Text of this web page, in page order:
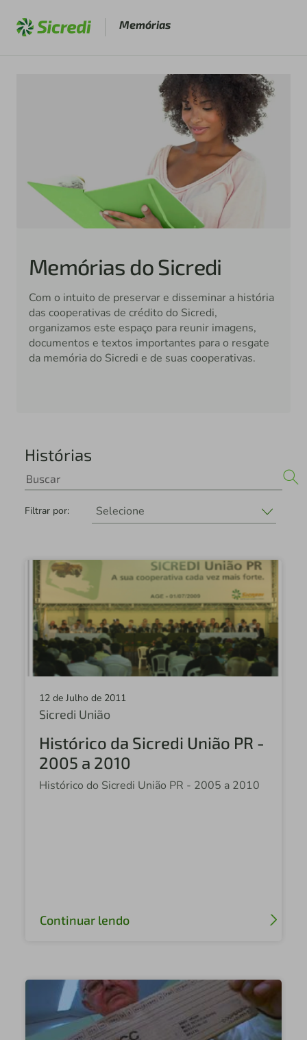
Memórias
Memórias do Sicredi
Com o intuito de preservar e disseminar a história
das cooperativas de crédito do Sicredi,
organizamos este espaço para reunir imagens,
documentos e textos importantes para o resgate
da memória do Sicredi e de suas cooperativas.
Histórias
Filtrar por: Selecione
Sicredi União
Fundação Sicredi
Sicredi
Sicredi Altos da Serra RS/SC
Central Sicredi PR
Sicredi Fronteira
Fundação Sicredi
Sicredi Celeiro
Sicredi Vale do Ivaí
Central Sicredi PR
Sicredi Vale do Rio Pardo
12 de Julho de 2011
Sicredi União
Histórico da Sicredi União PR -
2005 a 2010
Histórico do Sicredi União PR - 2005 a 2010
Continuar lendo